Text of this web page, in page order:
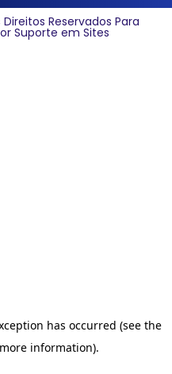
Reservados Para
Suporte em Sites